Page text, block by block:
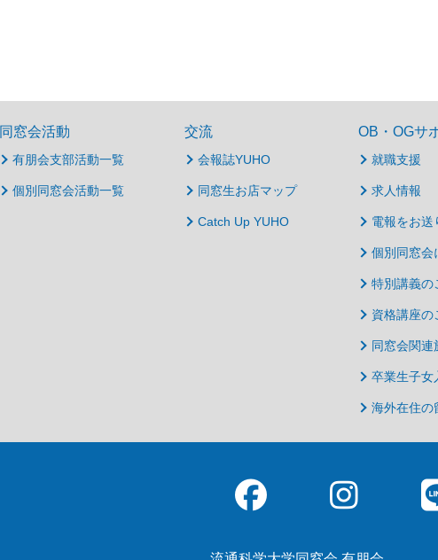
同窓会活動
有朋会支部活動一覧
個別同窓会活動一覧
交流
会報誌YUHO
同窓生お店マップ
Catch Up YUHO
OB・OGサ
就職支援
求人情報
電報をお送
個別同窓会
特別講義の
資格講座の
同窓会関連
卒業生子女
海外在住の